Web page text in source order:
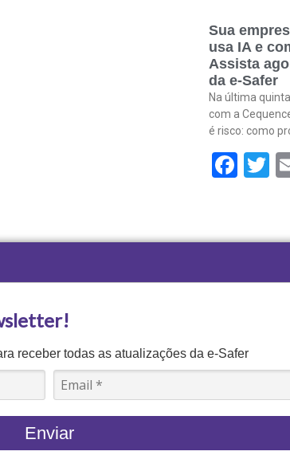
Sua
usa IA e
Assista
da e-Safer
Na última
com a
é risco: como
receber todas as atualizações da e-Safer
Enviar